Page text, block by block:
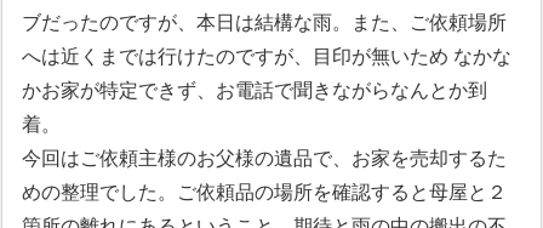
ブだったのですが、本日は結構な雨。また、ご依頼場所
へは近くまでは行けたのですが、目印が無いため なかな
かお家が特定できず、お電話で聞きながらなんとか到
着。
今回はご依頼主様のお父様の遺品で、お家を売却するた
めの整理でした。ご依頼品の場所を確認すると母屋と２